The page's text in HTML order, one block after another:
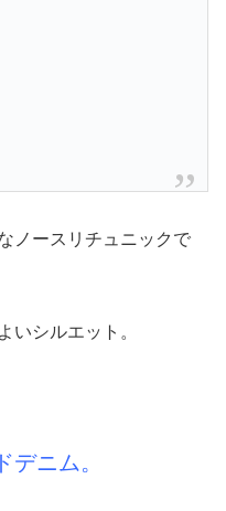
ノースリチュニックで
いシルエット。
ニム。